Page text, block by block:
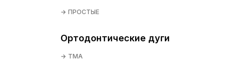
ПРОСТЫЕ
Ортодонтические дуги
TMA